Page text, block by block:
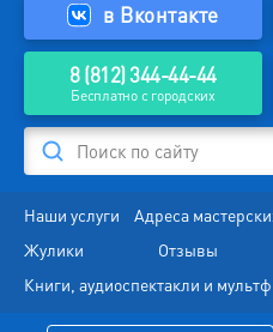
в Вконтакте
8 (812) 344-44-44
Бесплатно с городских
Поиск по сайту
Наши услуги Адреса
Жулики
Отзывы
Книги, аудиоспектакли и